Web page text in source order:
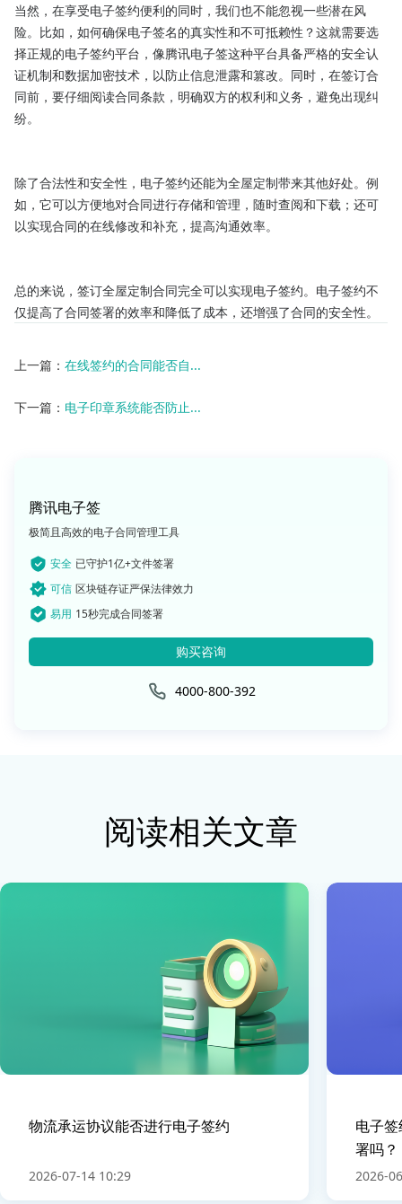
当然，在享受电子签约便利的同时，我们也不能忽视一些潜在风
险。比如，如何确保电子签名的真实性和不可抵赖性？这就需要选
择正规的电子签约平台，像腾讯电子签这种平台具备严格的安全认
证机制和数据加密技术，以防止信息泄露和篡改。同时，在签订合
同前，要仔细阅读合同条款，明确双方的权利和义务，避免出现纠
纷。
除了合法性和安全性，电子签约还能为全屋定制带来其他好处。例
如，它可以方便地对合同进行存储和管理，随时查阅和下载；还可
以实现合同的在线修改和补充，提高沟通效率。
总的来说，签订全屋定制合同完全可以实现电子签约。电子签约不
仅提高了合同签署的效率和降低了成本，还增强了合同的安全性。
上一篇： 在线签约的合同能否自...
下一篇： 电子印章系统能否防止...
腾讯电子签
极简且高效的电子合同管理工具
安全 已守护1亿+文件签署
可信 区块链存证严保法律效力
易用 15秒完成合同签署
购买咨询
4000-800-392
阅读相关文章
物流承运协议能否进行电子签约
2026-07-14 10:29
电子
署吗？
2026-